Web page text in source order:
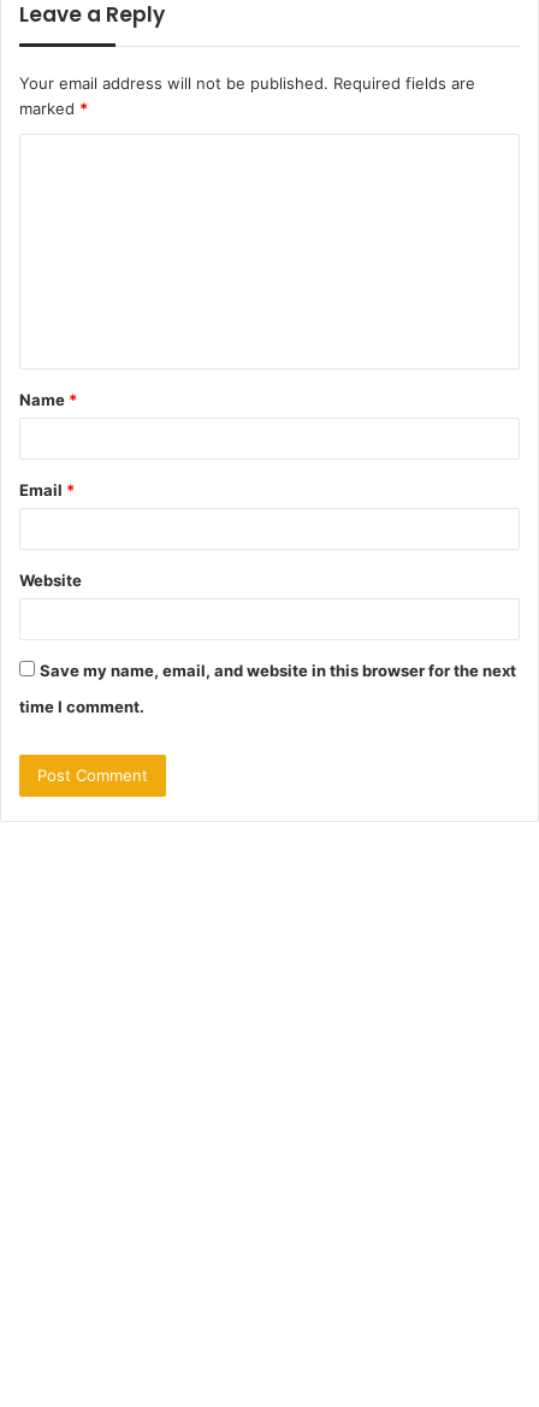
Leave a Reply
Your email address will not be published. Required fields are
marked *
t
*
Name *
Email *
Website
Save my name, email, and website in this browser for the next
time I comment.